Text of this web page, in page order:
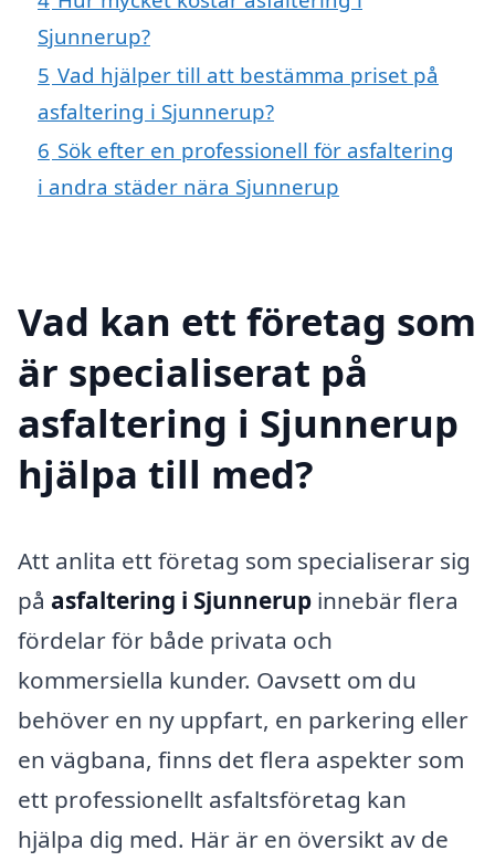
Sjunnerup?
5 Vad hjälper till att bestämma priset på
asfaltering i Sjunnerup?
6 Sök efter en professionell för asfaltering
i andra städer nära Sjunnerup
Vad kan ett företag som
är specialiserat på
asfaltering i Sjunnerup
hjälpa till med?
Att anlita ett företag som specialiserar sig
på asfaltering i Sjunnerup innebär flera
fördelar för både privata och
kommersiella kunder. Oavsett om du
behöver en ny uppfart, en parkering eller
en vägbana, finns det flera aspekter som
ett professionellt asfaltsföretag kan
hjälpa dig med. Här är en översikt av de